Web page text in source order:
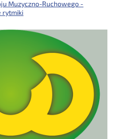
Muzyczno-Ruchowego -
rytmiki